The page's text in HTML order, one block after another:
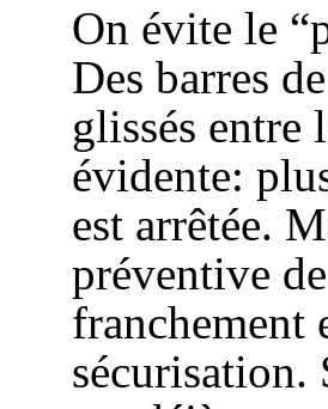
On évite le
Des barres
glissés entre
évidente:
est arrêtée.
préventive
franchement
sécurisation.